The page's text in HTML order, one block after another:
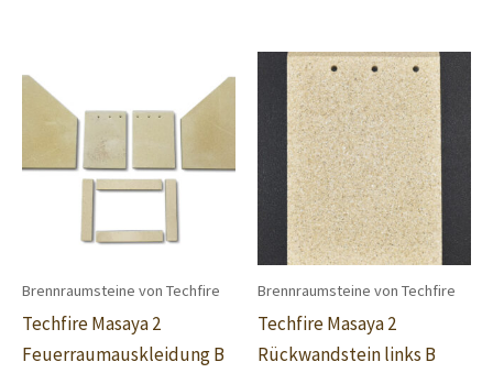
Brennraumsteine von Techfire
Techfire Masaya 2
Feuerraumauskleidung B
Brennraumsteine von Techfire
Techfire Masaya 2
Rückwandstein links B